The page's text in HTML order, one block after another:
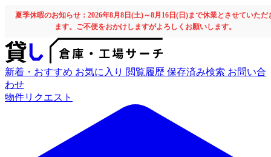
夏季休暇のお知らせ：2026年8月8日(土)～8月16日(日)まで休業とさせていただ
ます。ご不便をおかけしますがよろしくお願いします。
新着・おすすめ お気に入り 閲覧履歴 保存済み検索 お問い合
わせ
物件リクエスト